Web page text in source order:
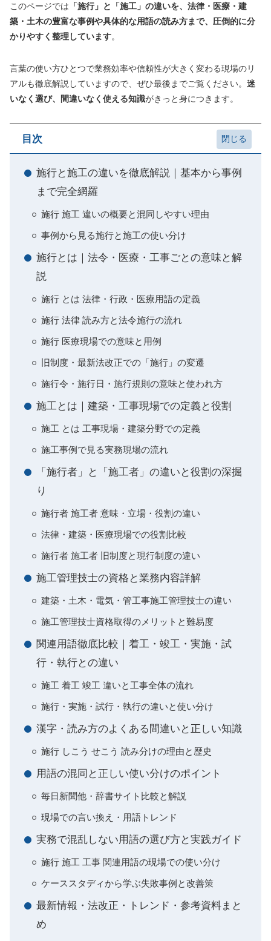
このページでは 「施行」と「施工」の違いを、法律・医療・建
築・土木の豊富な事例や具体的な用語の読み方まで、圧倒的に分
かりやすく整理しています。
言葉の使い方ひとつで業務効率や信頼性が大きく変わる現場のリ
アルも徹底解説していますので、ぜひ最後までご覧ください。 迷
いなく選び、間違いなく使える知識がきっと身につきます。
目次
施行と施工の違いを徹底解説｜基本から事例
まで完全網羅
施行 施工 違いの概要と混同しやすい理由
事例から見る施行と施工の使い分け
施行とは｜法令・医療・工事ごとの意味と解
説
施行 とは 法律・行政・医療用語の定義
施行 法律 読み方と法令施行の流れ
施行 医療現場での意味と用例
旧制度・最新法改正での「施行」の変遷
施行令・施行日・施行規則の意味と使われ方
施工とは｜建築・工事現場での定義と役割
施工 とは 工事現場・建築分野での定義
施工事例で見る実務現場の流れ
「施行者」と「施工者」の違いと役割の深掘
り
施行者 施工者 意味・立場・役割の違い
法律・建築・医療現場での役割比較
施行者 施工者 旧制度と現行制度の違い
施工管理技士の資格と業務内容詳解
建築・土木・電気・管工事施工管理技士の違い
施工管理技士資格取得のメリットと難易度
関連用語徹底比較｜着工・竣工・実施・試
行・執行との違い
施工 着工 竣工 違いと工事全体の流れ
施行・実施・試行・執行の違いと使い分け
漢字・読み方のよくある間違いと正しい知識
施行 しこう せこう 読み分けの理由と歴史
用語の混同と正しい使い分けのポイント
毎日新聞他・辞書サイト比較と解説
現場での言い換え・用語トレンド
実務で混乱しない用語の選び方と実践ガイド
施行 施工 工事 関連用語の現場での使い分け
ケーススタディから学ぶ失敗事例と改善策
最新情報・法改正・トレンド・参考資料まと
め